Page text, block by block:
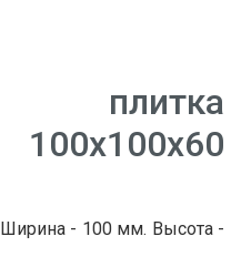
плитка
- 100 мм. Высота -